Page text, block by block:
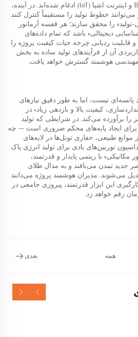
به‌طور نزدیک با فناوری BIM و اینترنت اشیا (IoT) ادغام شده‌اند. در آینده،
خطوط تولید را مستقیماً کنترل کنند
را محقق سازند؛ هر قفسه آرماتور
دیجیتالی» باشد که تمام داده‌های
قابلیت ردیابی چرخه حیات کیفیت پروژه را
آن از فرآیندهای تولید ساده به بخش
مهندسی هوشمند گسترش خواهد یافت.
نیست، اما به طور دقیق نیازهای
کیفیت بالا و بازدهی زیاد» در
برآورده می‌کند. در شرایطی که تولید
برای ایجاد پایه‌های محکم ضروری است — چه
طبیعی، حفاری تونل‌ها در لایه‌های
توربین‌های بادی برای تولید انرژی پاک
با ریتمی پایدار و قدرتمند،
جدید تمدن می‌بافند و به مدال طلای
می‌شوند. مدیران هوشمند پروژه می‌دانند
این ابزار قدرتمند، پیروزی جامعی در
رقم خواهد زد.
همه بعدی